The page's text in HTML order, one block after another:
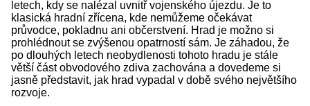
letech, kdy se nalézal uvnitř vojenského újezdu. Je to
klasická hradní zřícena, kde nemůžeme očekávat
průvodce, pokladnu ani občerstvení. Hrad je možno si
prohlédnout se zvýšenou opatrností sám. Je záhadou, že
po dlouhých letech neobydlenosti tohoto hradu je stále
větší část obvodového zdiva zachována a dovedeme si
jasně představit, jak hrad vypadal v době svého největšího
rozvoje.